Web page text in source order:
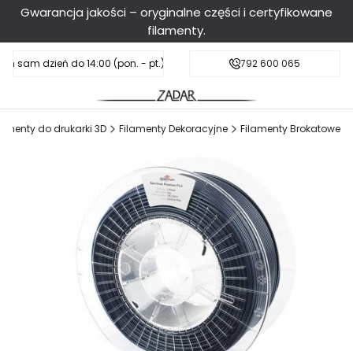
Gwarancja jakości – oryginalne części i certyfikowane
filamenty.
sam dzień do 14:00 (pon. - pt.), sobota do 11:00Darmowa dostawa od 199 zł
792 600 065
do drukarki 3D Filamenty Dekoracyjne Filamenty Brokatowe